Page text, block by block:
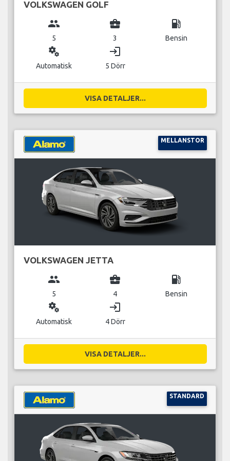
VOLKSWAGEN GOLF
group
5
business_center
3
local_gas_station
Bensin
miscellaneous_services
Automatisk
login
5 Dörr
VISA DETALJER...
MELLANSTOR
VOLKSWAGEN JETTA
group
5
business_center
4
local_gas_station
Bensin
miscellaneous_services
Automatisk
login
4 Dörr
VISA DETALJER...
STANDARD